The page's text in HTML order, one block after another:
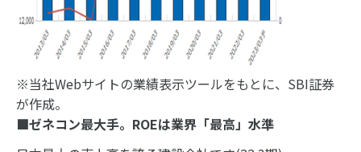
※当社Webサイトの業績表示ツールをもとに、SBI証券
が作成。
■ゼネコン最大手。ROEは業界「最高」水準